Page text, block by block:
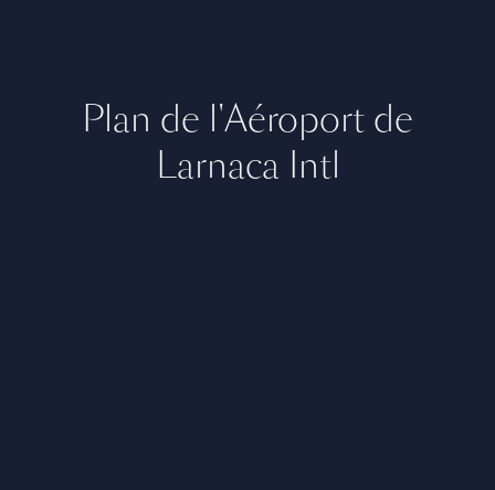
Plan de l'Aéroport de
Larnaca Intl